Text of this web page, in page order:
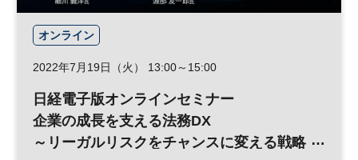
オンライン
2022年7月19日（火） 13:00～15:00
日経電子版オンラインセミナー
企業の成長を支える法務DX
～リーガルリスクをチャンスに変える戦略